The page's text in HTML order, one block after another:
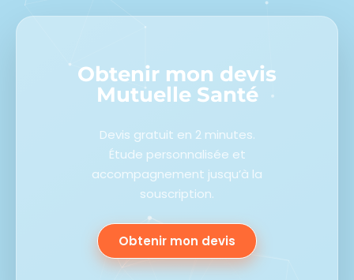
Obtenir mon devis
Mutuelle Santé
Devis gratuit en 2 minutes.
Étude personnalisée et
accompagnement jusqu’à la
souscription.
Obtenir mon devis